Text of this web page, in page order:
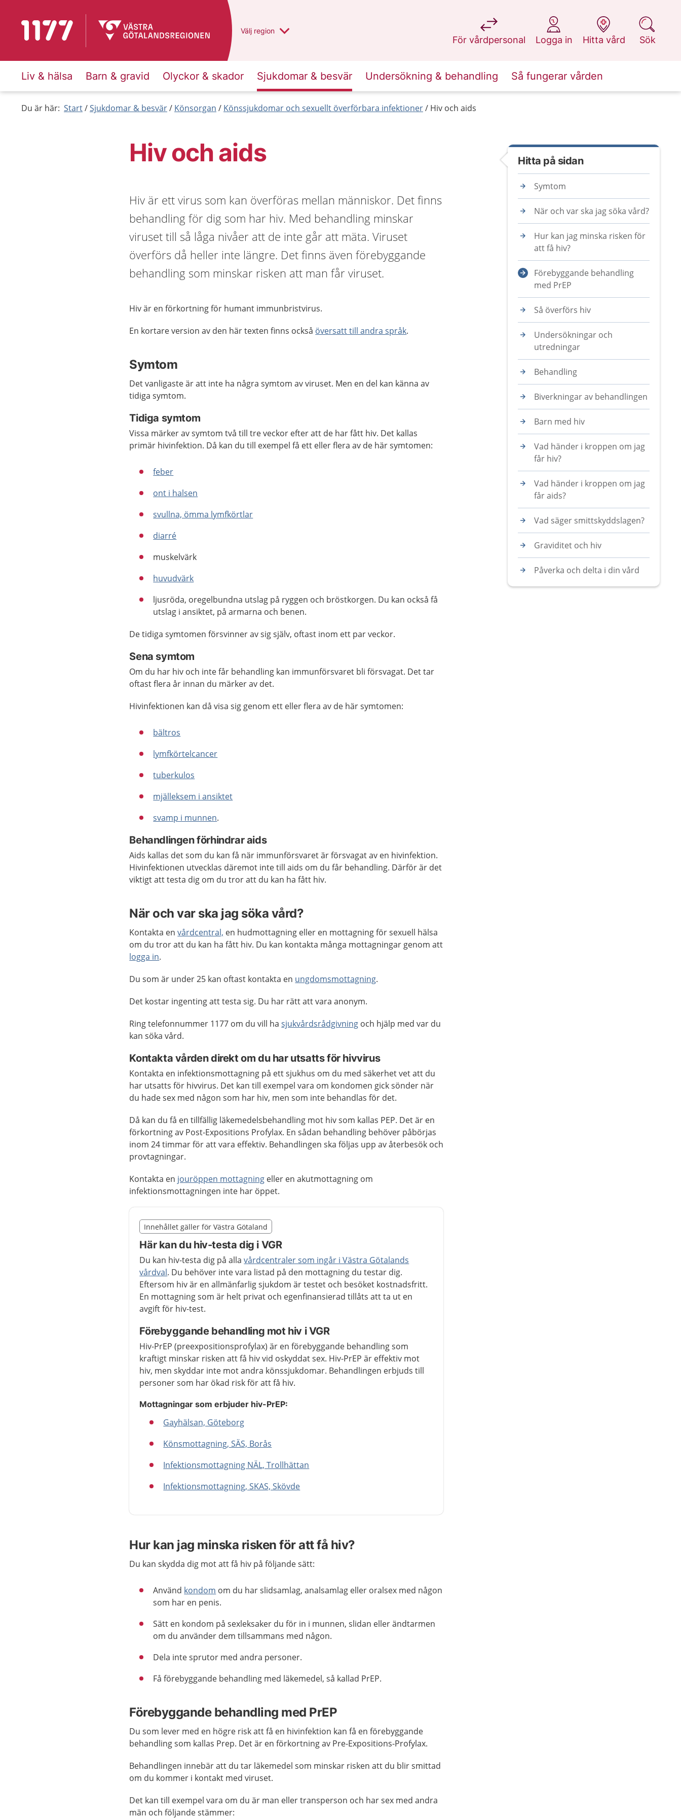
Till startsidan för 1177 Du har valt region
Välj en annan
region
För vårdpersonal
på 1177.se
Logga in
på 1177.se
Hitta vård
på 1177.se
Sök
på 1177.se
Liv & hälsa Barn & gravid Olyckor & skador Sjukdomar & besvär Undersökning & behandling Så fungerar vården
Du är här: Start Sjukdomar & besvär Könsorgan Könssjukdomar och sexuellt överförbara infektioner Hiv och aids
Hiv och aids
Hiv är ett virus som kan överföras mellan människor. Det finns
behandling för dig som har hiv. Med behandling minskar
viruset till så låga nivåer att de inte går att mäta. Viruset
överförs då heller inte längre. Det finns även förebyggande
behandling som minskar risken att man får viruset.
Hiv är en förkortning för humant immunbristvirus.
En kortare version av den här texten finns också översatt till andra språk.
Symtom
Det vanligaste är att inte ha några symtom av viruset. Men en del kan känna av
tidiga symtom.
Tidiga symtom
Vissa märker av symtom två till tre veckor efter att de har fått hiv. Det kallas
primär hivinfektion. Då kan du till exempel få ett eller flera av de här symtomen:
feber
ont i halsen
svullna, ömma lymfkörtlar
diarré
muskelvärk
huvudvärk
ljusröda, oregelbundna utslag på ryggen och bröstkorgen. Du kan också få
utslag i ansiktet, på armarna och benen.
De tidiga symtomen försvinner av sig själv, oftast inom ett par veckor.
Sena symtom
Om du har hiv och inte får behandling kan immunförsvaret bli försvagat. Det tar
oftast flera år innan du märker av det.
Hivinfektionen kan då visa sig genom ett eller flera av de här symtomen:
bältros
lymfkörtelcancer
tuberkulos
mjälleksem i ansiktet
svamp i munnen.
Behandlingen förhindrar aids
Aids kallas det som du kan få när immunförsvaret är försvagat av en hivinfektion.
Hivinfektionen utvecklas däremot inte till aids om du får behandling. Därför är det
viktigt att testa dig om du tror att du kan ha fått hiv.
När och var ska jag söka vård?
Kontakta envårdcentral, en hudmottagning eller en mottagning för sexuell hälsa
om du tror att du kan ha fått hiv. Du kan kontakta många mottagningar genom att
logga in.
Du som är under 25 kan oftast kontakta en ungdomsmottagning.
Det kostar ingenting att testa sig. Du har rätt att vara anonym.
Ring telefonnummer 1177 om du vill hasjukvårdsrådgivning och hjälp med var du
kan söka vård.
Kontakta vården direkt om du har utsatts för hivvirus
Kontakta en infektionsmottagning på ett sjukhus om du med säkerhet vet att du
har utsatts för hivvirus. Det kan till exempel vara om kondomen gick sönder när
du hade sex med någon som har hiv, men som inte behandlas för det.
Då kan du få en tillfällig läkemedelsbehandling mot hiv som kallas PEP. Det är en
förkortning av Post-Expositions Profylax. En sådan behandling behöver påbörjas
inom 24 timmar för att vara effektiv. Behandlingen ska följas upp av återbesök och
provtagningar.
Kontakta en jouröppen mottagning eller en akutmottagning om
infektionsmottagningen inte har öppet.
Nedan innehåll gäller region Västra Götaland
Innehållet gäller för Västra Götaland
Här kan du hiv-testa dig i VGR
Du kan hiv-testa dig på allavårdcentraler som ingår i Västra Götalands
vårdval. Du behöver inte vara listad på den mottagning du testar dig.
Eftersom hiv är en allmänfarlig sjukdom är testet och besöket kostnadsfritt.
En mottagning som är helt privat och egenfinansierad tillåts att ta ut en
avgift för hiv-test.
Förebyggande behandling mot hiv i VGR
Hiv-PrEP (preexpositionsprofylax) är en förebyggande behandling som
kraftigt minskar risken att få hiv vid oskyddat sex. Hiv-PrEP är effektiv mot
hiv, men skyddar inte mot andra könssjukdomar. Behandlingen erbjuds till
personer som har ökad risk för att få hiv.
Mottagningar som erbjuder hiv-PrEP:
Gayhälsan, Göteborg
Könsmottagning, SÄS, Borås
Infektionsmottagning NÄL, Trollhättan
Infektionsmottagning, SKAS, Skövde
Slut på det regionala tillägget från region Västra Götaland
Hur kan jag minska risken för att få hiv?
Du kan skydda dig mot att få hiv på följande sätt:
Använd kondom om du har slidsamlag, analsamlag eller oralsex med någon
som har en penis.
Sätt en kondom på sexleksaker du för in i munnen, slidan eller ändtarmen
om du använder dem tillsammans med någon.
Dela inte sprutor med andra personer.
Få förebyggande behandling med läkemedel, så kallad PrEP.
Förebyggande behandling med PrEP
Du som lever med en högre risk att få en hivinfektion kan få en förebyggande
behandling som kallas Prep. Det är en förkortning av Pre-Expositions-Profylax.
Behandlingen innebär att du tar läkemedel som minskar risken att du blir smittad
om du kommer i kontakt med viruset.
Det kan till exempel vara om du är man eller transperson och har sex med andra
män och följande stämmer:
Hitta på sidan
Symtom
När och var ska jag söka vård?
Hur kan jag minska risken för
att få hiv?
Förebyggande behandling
med PrEP
Så överförs hiv
Undersökningar och
utredningar
Behandling
Biverkningar av behandlingen
Barn med hiv
Vad händer i kroppen om jag
får hiv?
Vad händer i kroppen om jag
får aids?
Vad säger smittskyddslagen?
Graviditet och hiv
Påverka och delta i din vård